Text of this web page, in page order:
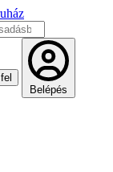
Belépés